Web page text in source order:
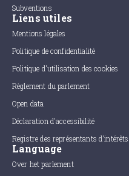
Subventions
Liens utiles
Mentions légales
Politique de confidentialité
Politique d'utilisation des cookies
Règlement du parlement
Open data
Déclaration d'accessibilité
Registre des représentants d'intérêts
Language
Over het parlement